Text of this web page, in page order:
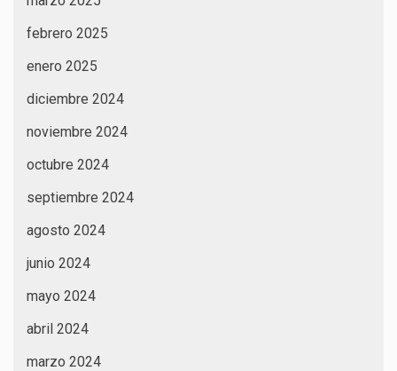
febrero 2025
enero 2025
diciembre 2024
noviembre 2024
octubre 2024
septiembre 2024
agosto 2024
junio 2024
mayo 2024
abril 2024
marzo 2024